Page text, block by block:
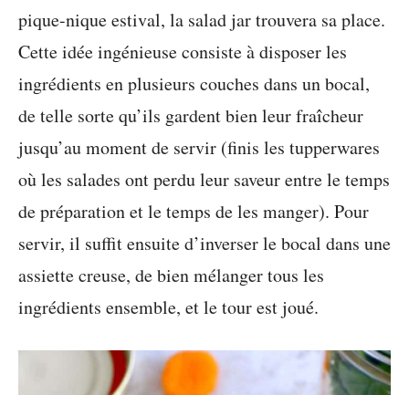
pique-nique estival, la salad jar trouvera sa place.
Cette idée ingénieuse consiste à disposer les
ingrédients en plusieurs couches dans un bocal,
de telle sorte qu’ils gardent bien leur fraîcheur
jusqu’au moment de servir (finis les tupperwares
où les salades ont perdu leur saveur entre le temps
de préparation et le temps de les manger). Pour
servir, il suffit ensuite d’inverser le bocal dans une
assiette creuse, de bien mélanger tous les
ingrédients ensemble, et le tour est joué.